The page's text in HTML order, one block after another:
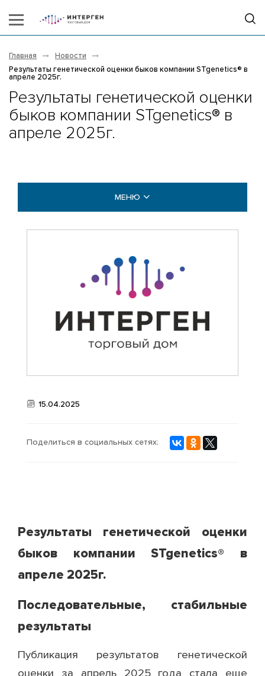
Главная
Новости
Результаты генетической оценки быков компании STgenetics® в
апреле 2025г.
Результаты генетической оценки
быков компании STgenetics® в
апреле 2025г.
МЕНЮ
ФОТОГАЛЕРЕЯ
15.04.2025
Поделиться в социальных сетях:
Результаты генетической оценки
быков компании STgenetics® в
апреле 2025г.
Последовательные, стабильные
результаты
Публикация результатов генетической
оценки за апрель 2025 года стала еще